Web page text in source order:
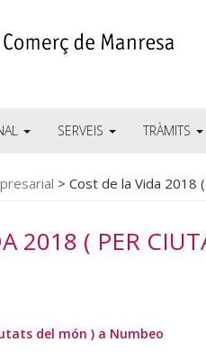
SERVEIS TRÀMITS
> Cost de la Vida 2018
2018 ( PER
del món ) a Numbeo